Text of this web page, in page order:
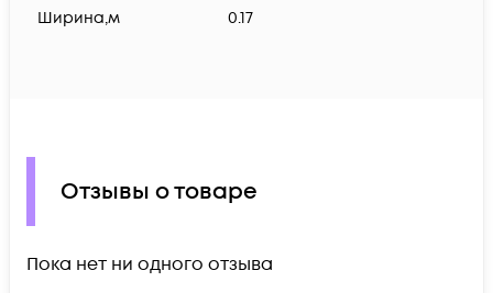
Ширина,м 0.17
Отзывы о товаре
Пока нет ни одного отзыва